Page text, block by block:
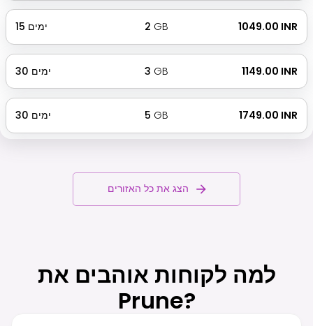
15 ימים 2 GB ₹ 1049.00 INR
30 ימים 3 GB ₹ 1149.00 INR
30 ימים 5 GB ₹ 1749.00 INR
הצג את כל האזורים
למה לקוחות אוהבים את
Prune?